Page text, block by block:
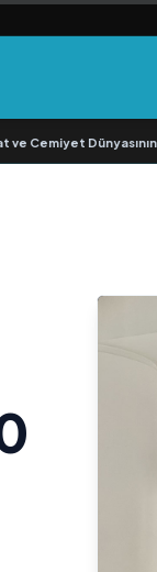
Dünyasının Ünlü